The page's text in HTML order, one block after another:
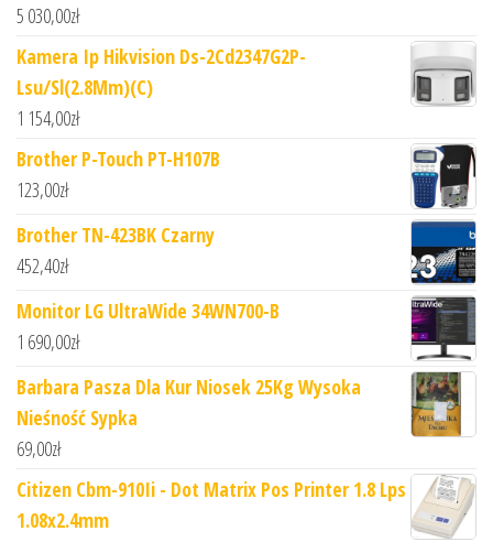
5 030,00zł
Kamera Ip Hikvision Ds-2Cd2347G2P-
Lsu/Sl(2.8Mm)(C)
1 154,00zł
Brother P-Touch PT-H107B
123,00zł
Brother TN-423BK Czarny
452,40zł
Monitor LG UltraWide 34WN700-B
1 690,00zł
Barbara Pasza Dla Kur Niosek 25Kg Wysoka
Nieśność Sypka
69,00zł
Citizen Cbm-910Ii - Dot Matrix Pos Printer 1.8 Lps
1.08x2.4mm